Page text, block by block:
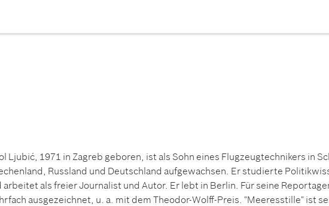
Ljubić, 1971 in Zagreb geboren, ist als Sohn eines Flugzeugtechnikers in
Russland und Deutschland aufgewachsen. Er studierte
arbeitet als freier Journalist und Autor. Er lebt in Berlin. Für seine
ausgezeichnet, u. a. mit dem Theodor-Wolff-Preis. "Meeresstille" ist